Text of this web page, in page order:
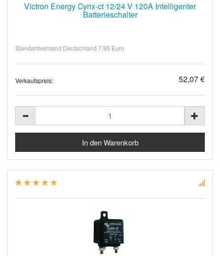
Victron Energy Cyrix-ct 12/24 V 120A Intelligenter
Batterieschalter
Standardversand Deutschland 7,95 Euro
Verkaufspreis: 52,07 €